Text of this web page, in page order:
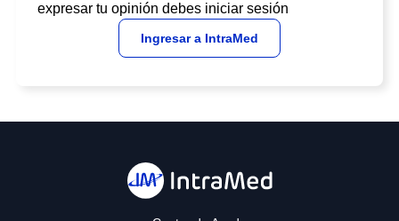
expresar tu opinión debes iniciar sesión
Ingresar a IntraMed